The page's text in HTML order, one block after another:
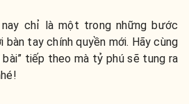
chỉ là một trong những bước
tay chính quyền mới. Hãy cùng
bài” tiếp theo mà tỷ phú sẽ tung ra